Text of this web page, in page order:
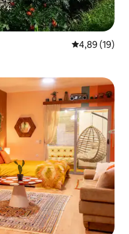
Gemiddelde
4,89 (19)